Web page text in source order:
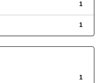
1
1
1